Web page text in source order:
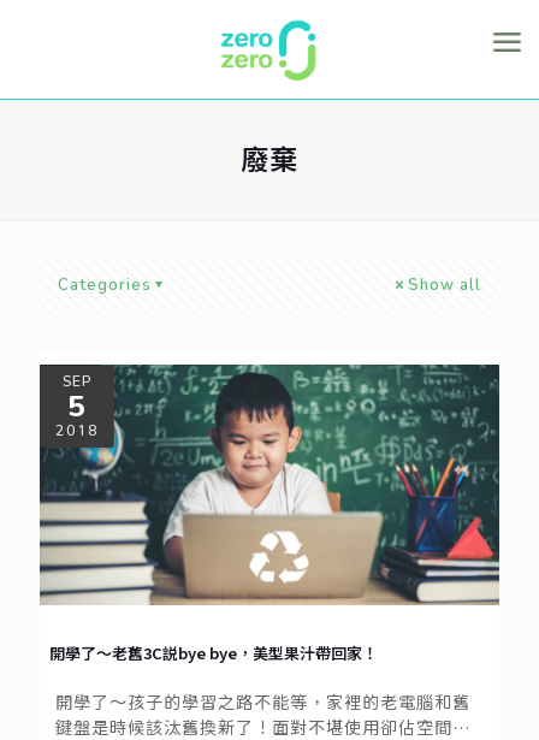
廢棄
Categories Show all
SEP
5
2018
開學了～老舊3C説bye bye，美型果汁帶回家！
開學了～孩子的學習之路不能等，家裡的老電腦和舊
鍵盤是時候該汰舊換新了！面對不堪使用卻佔空間的